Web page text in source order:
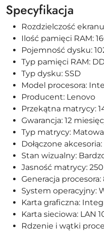
Specyfikacja
Rozdzielczość
Ilość pamięci RAM:
Pojemność dysku:
Typ pamięci RAM:
Typ dysku: SSD
Model procesora:
Producent: Lenovo
Przekątna matrycy:
Gwarancja: 12
Typ matrycy: Matowa
Dołączone akcesoria:
Stan wizualny:
Jasność matrycy:
Generacja procesora:
System operacyjny:
Karta graficzna:
Karta sieciowa: LAN
Rdzenie i wątki